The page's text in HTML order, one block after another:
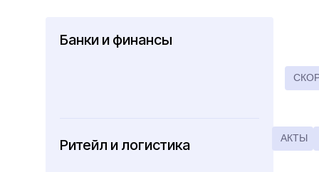
Банки и финансы
АКТЫ
Ритейл и логистика